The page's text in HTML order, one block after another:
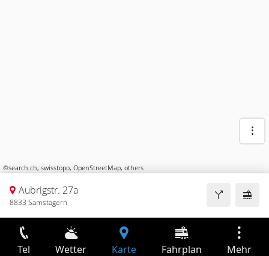
©search.ch, swisstopo, OpenStreetMap, others
Aubrigstr. 27a
8833 Samstagern
Tel Wetter Karte Fahrplan Mehr